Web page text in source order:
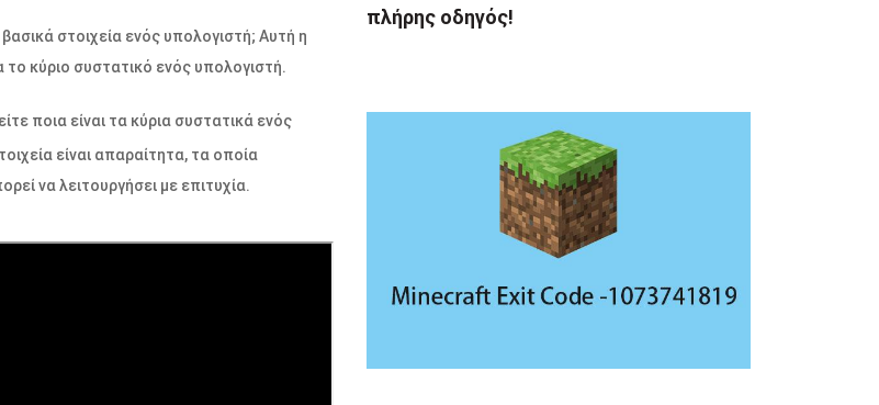
στοιχεία ενός υπολογιστή; Αυτή η
το κύριο συστατικό ενός υπολογιστή.
ποια είναι τα κύρια συστατικά ενός
είναι απαραίτητα, τα οποία
να λειτουργήσει με επιτυχία.
πλήρης οδηγός!